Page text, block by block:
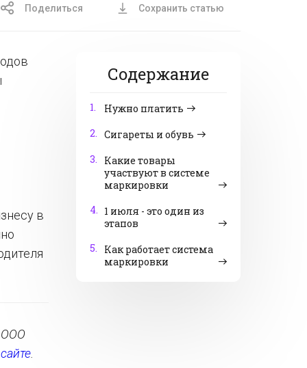
Поделиться Сохранить статью
Содержание
1.
Нужно платить
2. Сигареты и обувь
3.
Какие товары
участвуют в системе
маркировки
4. 1 июля - это один из
этапов
5.
Как работает система
маркировки
в
ООО
сайте